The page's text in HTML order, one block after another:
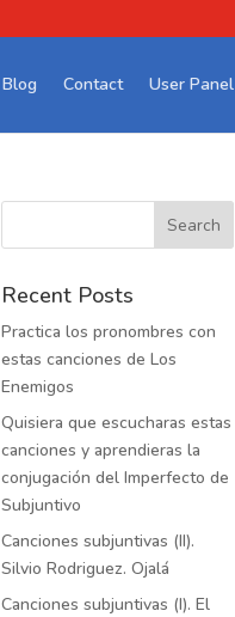
Blog Contact User Panel
Recent Posts
Practica los pronombres con
estas canciones de Los
Enemigos
Quisiera que escucharas estas
canciones y aprendieras la
conjugación del Imperfecto de
Subjuntivo
Canciones subjuntivas (II).
Silvio Rodriguez. Ojalá
Canciones subjuntivas (I). El